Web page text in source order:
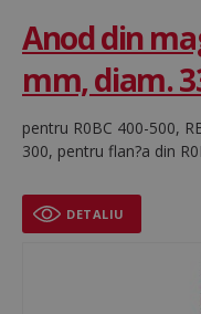
Anod din
mm, diam.
pentru R0BC 400-500,
300, pentru flan?a din
DETALIU
Cookie-urile
funcționalitatea
contului. Site-ul
cookie-uri strict